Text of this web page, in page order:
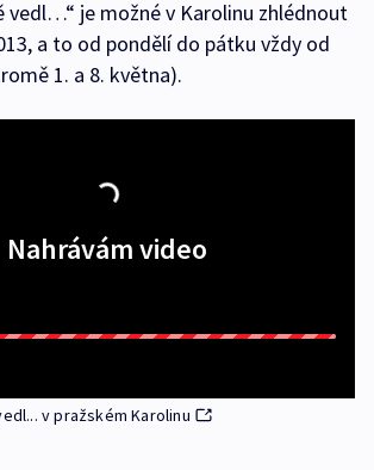
vedl…“ je možné v Karolinu zhlédnout
a to od pondělí do pátku vždy od
1. a 8. května).
Nahrávám video
v pražském Karolinu